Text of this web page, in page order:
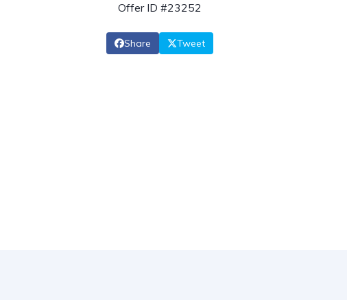
Offer ID #23252
Share Tweet